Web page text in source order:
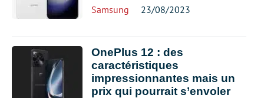
Samsung 23/08/2023
OnePlus 12 : des
caractéristiques
impressionnantes mais un
prix qui pourrait s’envoler